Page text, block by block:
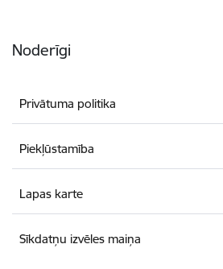
Noderīgi
Privātuma politika
Piekļūstamība
Lapas karte
Sīkdatņu izvēles maiņa